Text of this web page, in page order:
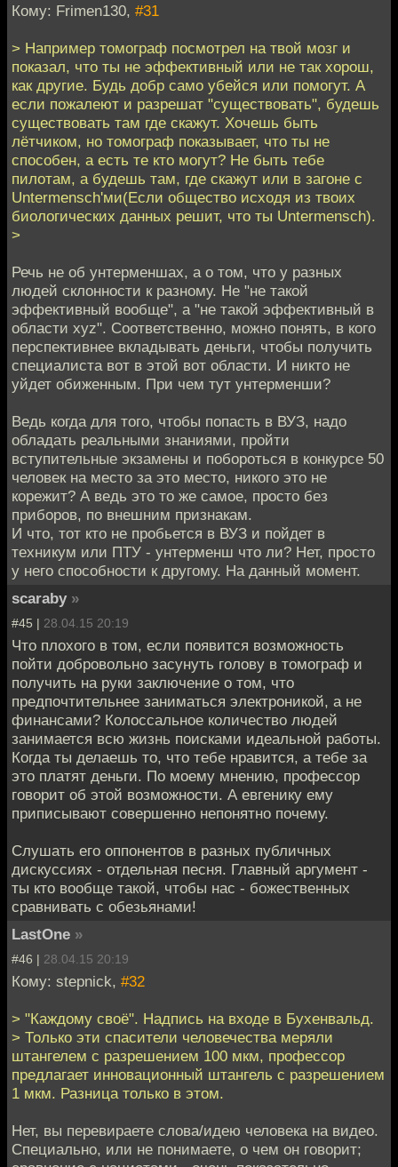
Кому: Frimen130, #31
> Например томограф посмотрел на твой мозг и
показал, что ты не эффективный или не так хорош,
как другие. Будь добр само убейся или помогут. А
если пожалеют и разрешат "существовать", будешь
существовать там где скажут. Хочешь быть
лётчиком, но томограф показывает, что ты не
способен, а есть те кто могут? Не быть тебе
пилотам, а будешь там, где скажут или в загоне с
Untermensch'ми(Если общество исходя из твоих
биологических данных решит, что ты Untermensch).
>
Речь не об унтерменшах, а о том, что у разных
людей склонности к разному. Не "не такой
эффективный вообще", а "не такой эффективный в
области xyz". Соответственно, можно понять, в кого
перспективнее вкладывать деньги, чтобы получить
специалиста вот в этой вот области. И никто не
уйдет обиженным. При чем тут унтерменши?
Ведь когда для того, чтобы попасть в ВУЗ, надо
обладать реальными знаниями, пройти
вступительные экзамены и побороться в конкурсе 50
человек на место за это место, никого это не
корежит? А ведь это то же самое, просто без
приборов, по внешним признакам.
И что, тот кто не пробьется в ВУЗ и пойдет в
техникум или ПТУ - унтерменш что ли? Нет, просто
у него способности к другому. На данный момент.
scaraby »
#45 | 28.04.15 20:19
Что плохого в том, если появится возможность
пойти добровольно засунуть голову в томограф и
получить на руки заключение о том, что
предпочтительнее заниматься электроникой, а не
финансами? Колоссальное количество людей
занимается всю жизнь поисками идеальной работы.
Когда ты делаешь то, что тебе нравится, а тебе за
это платят деньги. По моему мнению, профессор
говорит об этой возможности. А евгенику ему
приписывают совершенно непонятно почему.
Слушать его оппонентов в разных публичных
дискуссиях - отдельная песня. Главный аргумент -
ты кто вообще такой, чтобы нас - божественных
сравнивать с обезьянами!
LastOne »
#46 | 28.04.15 20:19
Кому: stepnick, #32
> "Каждому своё". Надпись на входе в Бухенвальд.
> Только эти спасители человечества меряли
штангелем с разрешением 100 мкм, профессор
предлагает инновационный штангель с разрешением
1 мкм. Разница только в этом.
Нет, вы перевираете слова/идею человека на видео.
Специально, или не понимаете, о чем он говорит;